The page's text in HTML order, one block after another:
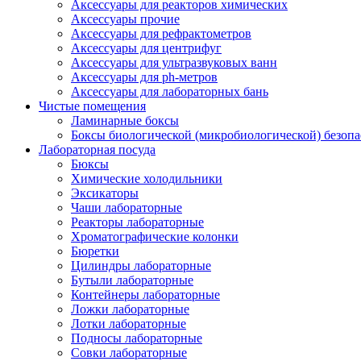
Аксессуары для реакторов химических
Аксессуары прочие
Аксессуары для рефрактометров
Аксессуары для центрифуг
Аксессуары для ультразвуковых ванн
Аксессуары для ph-метров
Аксессуары для лабораторных бань
Чистые помещения
Ламинарные боксы
Боксы биологической (микробиологической)
Лабораторная посуда
Бюксы
Химические холодильники
Эксикаторы
Чаши лабораторные
Реакторы лабораторные
Хроматографические колонки
Бюретки
Цилиндры лабораторные
Бутыли лабораторные
Контейнеры лабораторные
Ложки лабораторные
Лотки лабораторные
Подносы лабораторные
Совки лабораторные